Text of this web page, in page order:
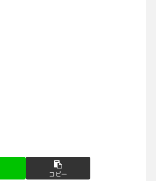
コピー